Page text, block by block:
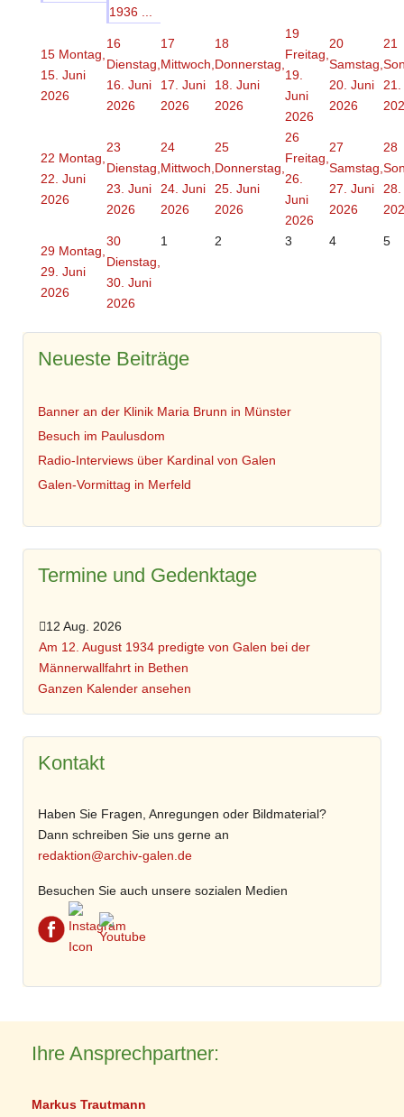
1936 ...
15 Montag,
15. Juni
2026
16
Dienstag,
16. Juni
2026
17
Mittwoch,
17. Juni
2026
18
Donnerstag,
18. Juni
2026
19
Freitag,
19.
Juni
2026
20
Samstag,
20. Juni
2026
21
21.
22 Montag,
22. Juni
2026
23
Dienstag,
23. Juni
2026
24
Mittwoch,
24. Juni
2026
25
Donnerstag,
25. Juni
2026
26
Freitag,
26.
Juni
2026
27
Samstag,
27. Juni
2026
28
28.
29 Montag,
29. Juni
2026
30
Dienstag,
30. Juni
2026
1 2 3 4 5
Neueste Beiträge
Banner an der Klinik Maria Brunn in Münster
Besuch im Paulusdom
Radio-Interviews über Kardinal von Galen
Galen-Vormittag in Merfeld
Termine und Gedenktage
12 Aug. 2026
Am 12. August 1934 predigte von Galen bei der
Männerwallfahrt in Bethen
Ganzen Kalender ansehen
Kontakt
Haben Sie Fragen, Anregungen oder Bildmaterial?
Dann schreiben Sie uns gerne an
redaktion@archiv-galen.de
Besuchen Sie auch unsere sozialen Medien
Ihre Ansprechpartner:
Markus Trautmann